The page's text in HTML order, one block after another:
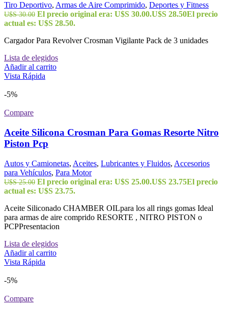
Tiro Deportivo, Armas de Aire Comprimido, Deportes y Fitness
U$S30.00 El precio original era: U$S 30.00.U$S 28.50El precio
actual es: U$S 28.50.
Cargador Para Revolver Crosman Vigilante Pack de 3 unidades
Lista de elegidos
Añadir al carrito
Vista Rápida
-5%
Compare
Aceite Silicona Crosman Para Gomas Resorte Nitro
Piston Pcp
Autos y Camionetas, Aceites, Lubricantes y Fluidos, Accesorios
para Vehículos, Para Motor
U$S25.00 El precio original era: U$S 25.00.U$S 23.75El precio
actual es: U$S 23.75.
Aceite Siliconado CHAMBER OILpara los all rings gomas Ideal
para armas de aire comprido RESORTE , NITRO PISTON o
PCPPresentacion
Lista de elegidos
Añadir al carrito
Vista Rápida
-5%
Compare